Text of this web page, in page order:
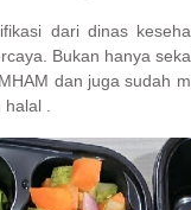
dari dinas
Bukan hanya
dan juga sudah
.